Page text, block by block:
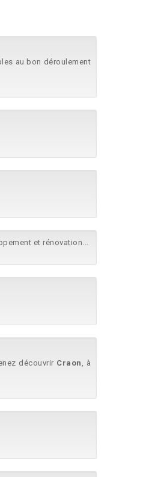
au bon déroulement
et rénovation...
découvrir Craon , à